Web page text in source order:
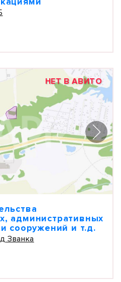
НЕТ В АВИТО
административных
сооружений и т.д.
Званка